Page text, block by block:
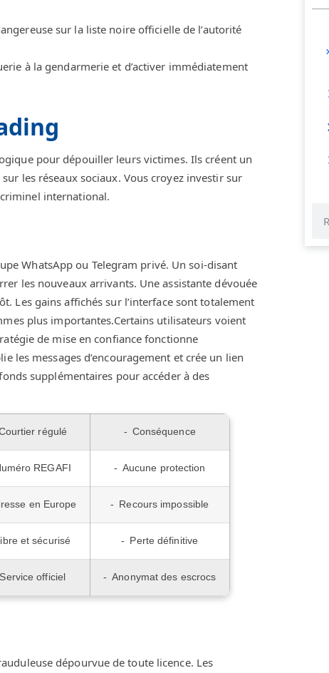
sur la liste noire officielle de l’autorité
à la gendarmerie et d’activer immédiatement
pour dépouiller leurs victimes. Ils créent un
les réseaux sociaux. Vous croyez investir sur
international.
WhatsApp ou Telegram privé. Un soi-disant
les nouveaux arrivants. Une assistante dévouée
Les gains affichés sur l’interface sont totalement
plus importantes.Certains utilisateurs voient
de mise en confiance fonctionne
les messages d’encouragement et crée un lien
supplémentaires pour accéder à des
régulé Conséquence
REGAFI Aucune protection
en Europe Recours impossible
et sécurisé Perte définitive
Service officiel Anonymat des escrocs
dépourvue de toute licence. Les